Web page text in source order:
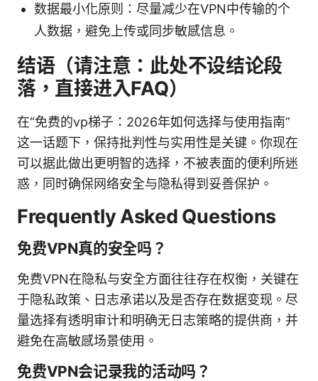
数据最小化原则：尽量减少在VPN中传输的个
人数据，避免上传或同步敏感信息。
结语（请注意：此处不设结论段
落，直接进入FAQ）
在“免费的vp梯子：2026年如何选择与使用指南”
这一话题下，保持批判性与实用性是关键。你现在
可以据此做出更明智的选择，不被表面的便利所迷
惑，同时确保网络安全与隐私得到妥善保护。
Frequently Asked Questions
免费VPN真的安全吗？
免费VPN在隐私与安全方面往往存在权衡，关键在
于隐私政策、日志承诺以及是否存在数据变现。尽
量选择有透明审计和明确无日志策略的提供商，并
避免在高敏感场景使用。
免费VPN会记录我的活动吗？